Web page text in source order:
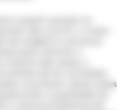
causam pausas na
isso ocorre, o corpo
de oxigênio e provoca
para retomar a
das vezes, a
lembra de ter acordado.
acontecer várias vezes
a qualidade do
a outros problemas de